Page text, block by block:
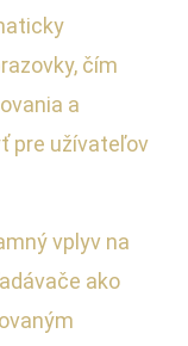
čím
a
pre užívateľov
vplyv na
ako